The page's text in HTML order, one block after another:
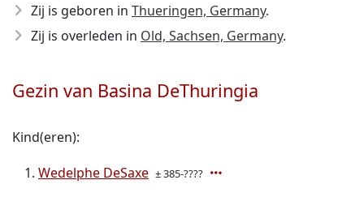
Zij is geboren in Thueringen, Germany.
Zij is overleden in Old, Sachsen, Germany.
Gezin van Basina DeThuringia
Kind(eren):
Wedelphe DeSaxe ± 385-????